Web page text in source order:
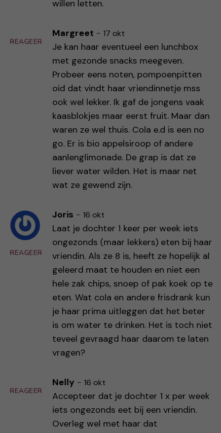
willen letten.
REAGEER
Margreet - 17 okt
Je kan haar eventueel een lunchbox
met gezonde snacks meegeven.
Probeer eens noten, pompoenpitten
oid dat vindt haar vriendinnetje mss
ook wel lekker. Ik gaf de jongens vaak
kaasblokjes maar eerst fruit. Maar dan
waren ze wel thuis. Cola e.d is een no
go. Er is bio appelsiroop of andere
aanlenglimonade. De grap is dat ze
liever water wilden. Het is maar net
wat ze gewend zijn.
REAGEER
Joris - 16 okt
Laat je dochter 1 keer per week iets
ongezonds (maar lekkers) eten bij haar
vriendin. Als ze 8 is, heeft ze hopelijk al
geleerd maat te houden en niet een
hele zak chips, snoep of pak koek op te
eten. Wat cola en andere frisdrank kun
je haar prima uitleggen dat het beter
is om water te drinken. Het is toch niet
teveel gevraagd haar daarom te laten
vragen?
REAGEER
Nelly - 16 okt
Accepteer dat je dochter 1 x per week
iets ongezonds eet bij een vriendin.
Overleg wel met haar dat